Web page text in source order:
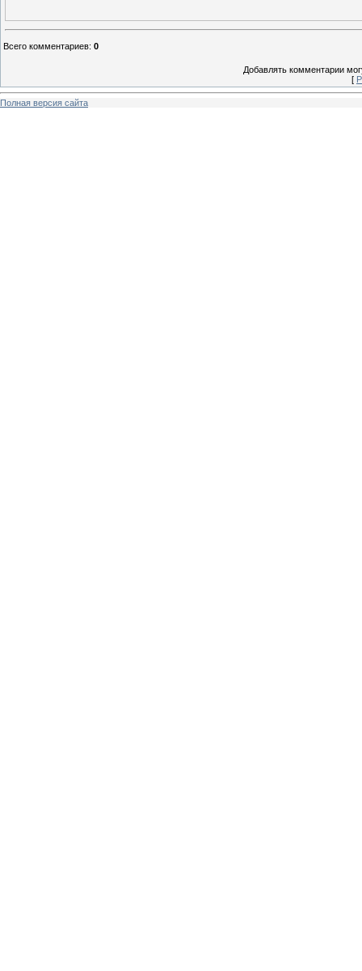
Всего комментариев: 0
Добавлять комментарии
[
Полная версия сайта